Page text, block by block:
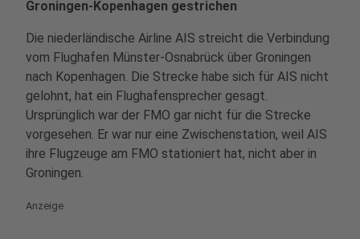
Groningen-Kopenhagen gestrichen
Die niederländische Airline AIS streicht die Verbindung
vom Flughafen Münster-Osnabrück über Groningen
nach Kopenhagen. Die Strecke habe sich für AIS nicht
gelohnt, hat ein Flughafensprecher gesagt.
Ursprünglich war der FMO gar nicht für die Strecke
vorgesehen. Er war nur eine Zwischenstation, weil AIS
ihre Flugzeuge am FMO stationiert hat, nicht aber in
Groningen.
Anzeige